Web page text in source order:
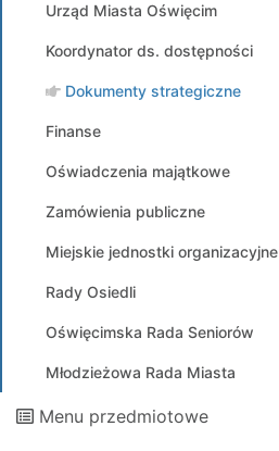
Urząd Miasta Oświęcim
Koordynator ds. dostępności
Dokumenty strategiczne
Finanse
Oświadczenia majątkowe
Zamówienia publiczne
Miejskie jednostki organizacyjne
Rady Osiedli
Oświęcimska Rada Seniorów
Młodzieżowa Rada Miasta
Menu przedmiotowe